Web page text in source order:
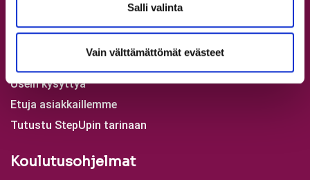
Salli valinta
Vain välttämättömät evästeet
Usein kysyttyä
Etuja asiakkaillemme
Tutustu StepUpin tarinaan
Koulutusohjelmat